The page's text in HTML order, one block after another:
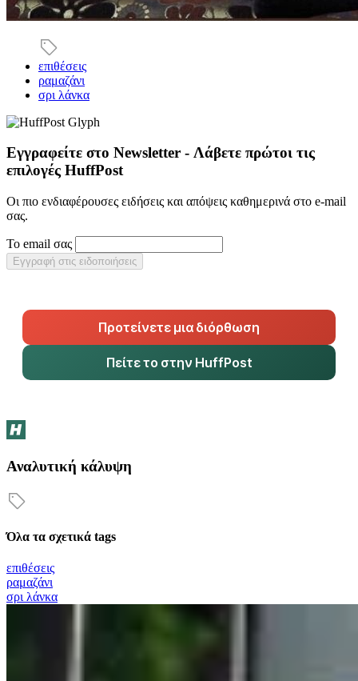
επιθέσεις
ραμαζάνι
σρι λάνκα
Εγγραφείτε στο Newsletter - Λάβετε πρώτοι τις
επιλογές HuffPost
Οι πιο ενδιαφέρουσες ειδήσεις και απόψεις καθημερινά στο e-mail
σας.
Το email σας
Εγγραφή στις ειδοποιήσεις
Προτείνετε μια διόρθωση
Πείτε το στην HuffPost
Αναλυτική κάλυψη
Όλα τα σχετικά tags
επιθέσεις
ραμαζάνι
σρι λάνκα